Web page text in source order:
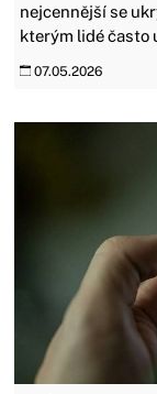
nejcennější se
kterým lidé často
07.05.2026